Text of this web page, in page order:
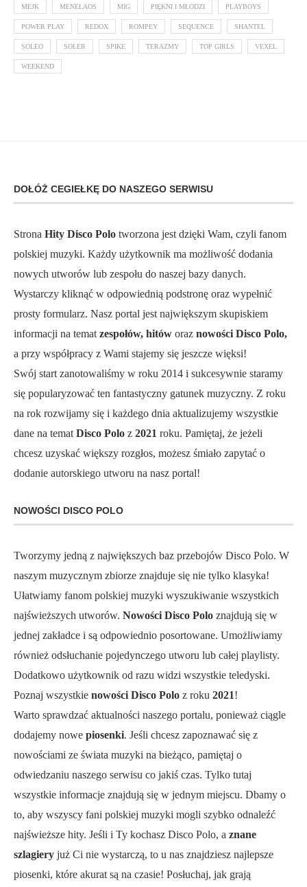
MEJK MENELAOS MIG PIĘKNI I MŁODZI PLAYBOYS
POWER PLAY REDOX ROMPEY SEQUENCE SHANTEL
SOLEO SOLER SPIKE TERAZMY TOP GIRLS VEXEL
WEEKEND
DOŁÓŻ CEGIEŁKĘ DO NASZEGO SERWISU
Strona Hity Disco Polo tworzona jest dzięki Wam, czyli fanom
polskiej muzyki. Każdy użytkownik ma możliwość dodania
nowych utworów lub zespołu do naszej bazy danych.
Wystarczy kliknąć w odpowiednią podstronę oraz wypełnić
prosty formularz. Nasz portal jest największym skupiskiem
informacji na temat zespołów, hitów oraz nowości Disco Polo,
a przy współpracy z Wami stajemy się jeszcze więksi!
Swój start zanotowaliśmy w roku 2014 i sukcesywnie staramy
się popularyzować ten fantastyczny gatunek muzyczny. Z roku
na rok rozwijamy się i każdego dnia aktualizujemy wszystkie
dane na temat Disco Polo z 2021 roku. Pamiętaj, że jeżeli
chcesz uzyskać większy rozgłos, możesz śmiało zapytać o
dodanie autorskiego utworu na nasz portal!
NOWOŚCI DISCO POLO
Tworzymy jedną z największych baz przebojów Disco Polo. W
naszym muzycznym zbiorze znajduje się nie tylko klasyka!
Ułatwiamy fanom polskiej muzyki wyszukiwanie wszystkich
najświeższych utworów. Nowości Disco Polo znajdują się w
jednej zakładce i są odpowiednio posortowane. Umożliwiamy
również odsłuchanie pojedynczego utworu lub całej playlisty.
Dodatkowo użytkownik od razu widzi wszystkie teledyski.
Poznaj wszystkie nowości Disco Polo z roku 2021!
Warto sprawdzać aktualności naszego portalu, ponieważ ciągle
dodajemy nowe piosenki. Jeśli chcesz zapoznawać się z
nowościami ze świata muzyki na bieżąco, pamiętaj o
odwiedzaniu naszego serwisu co jakiś czas. Tylko tutaj
wszystkie informacje znajdują się w jednym miejscu. Dbamy o
to, aby wszyscy fani polskiej muzyki mogli szybko odnaleźć
najświeższe hity. Jeśli i Ty kochasz Disco Polo, a znane
szlagiery już Ci nie wystarczą, to u nas znajdziesz najlepsze
piosenki, które akurat są na czasie! Posłuchaj, jak grają